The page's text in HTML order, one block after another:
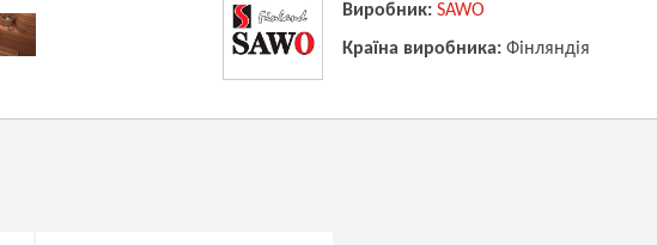
Виробник: SAWO
Країна виробника: Фінляндія